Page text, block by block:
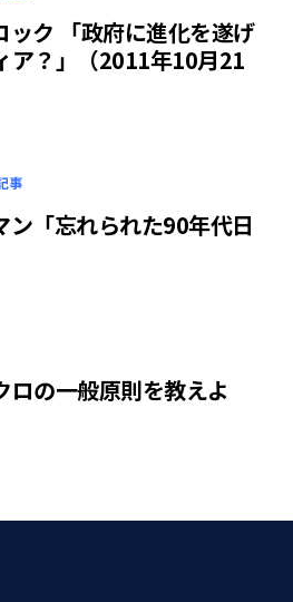
ック 「政府に進化を遂げ
ア？」（2011年10月21
事
ン「忘れられた90年代日
ロの一般原則を教えよ